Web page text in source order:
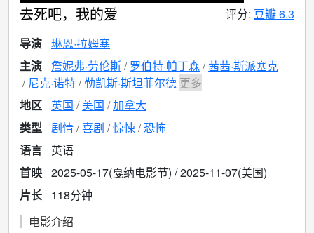
去死吧，我的爱 评分: 豆瓣 6.3
导演 琳恩·拉姆塞
主演 詹妮弗·劳伦斯 罗伯特·帕丁森 茜茜·斯派塞克
尼克·诺特 勒凯斯·斯坦菲尔德 更多
地区
英国 美国 加拿大
类型 剧情 喜剧 惊悚 恐怖
语言
英语
首映 2025-05-17(戛纳电影节) / 2025-11-07(美国)
片长
118分钟
电影介绍